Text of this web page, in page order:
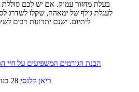
ליתיום. ישנם יתרונות רבים
ריאן קלנסי 28 בנובמבר, 2023